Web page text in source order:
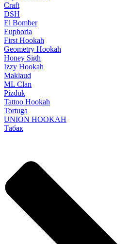
Craft
DSH
El Bomber
Euphoria
First Hookah
Geometry Hookah
Honey Sigh
Izzy Hookah
Maklaud
ML Clan
Pizduk
Tattoo Hookah
Tortuga
UNION HOOKAH
Табак